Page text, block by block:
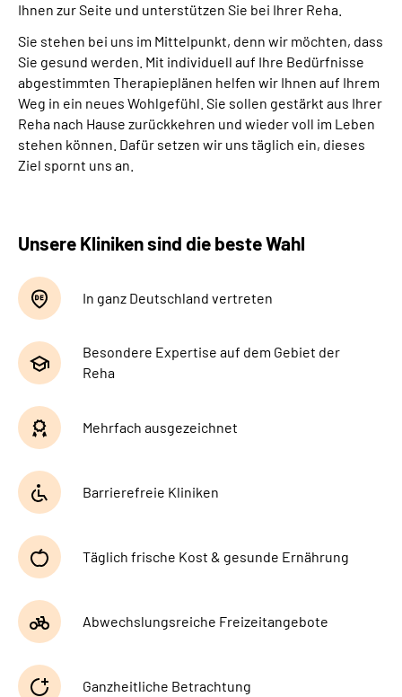
Ihnen zur Seite und unterstützen Sie bei Ihrer Reha.
Sie stehen bei uns im Mittelpunkt, denn wir möchten, dass
Sie gesund werden. Mit individuell auf Ihre Bedürfnisse
abgestimmten Therapieplänen helfen wir Ihnen auf Ihrem
Weg in ein neues Wohlgefühl. Sie sollen gestärkt aus Ihrer
Reha nach Hause zurückkehren und wieder voll im Leben
stehen können. Dafür setzen wir uns täglich ein, dieses
Ziel spornt uns an.
Unsere Kliniken sind die beste Wahl
In ganz Deutschland vertreten
Besondere Expertise auf dem Gebiet der
Reha
Mehrfach ausgezeichnet
Barrierefreie Kliniken
Täglich frische Kost & gesunde Ernährung
Abwechslungsreiche Freizeitangebote
Ganzheitliche Betrachtung